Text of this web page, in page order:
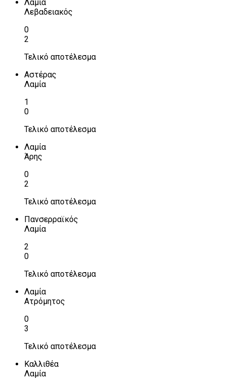
Λαμία
Λεβαδειακός
0
2
Τελικό αποτέλεσμα
Αστέρας
Λαμία
1
0
Τελικό αποτέλεσμα
Λαμία
Άρης
0
2
Τελικό αποτέλεσμα
Πανσερραϊκός
Λαμία
2
0
Τελικό αποτέλεσμα
Λαμία
Ατρόμητος
0
3
Τελικό αποτέλεσμα
Καλλιθέα
Λαμία